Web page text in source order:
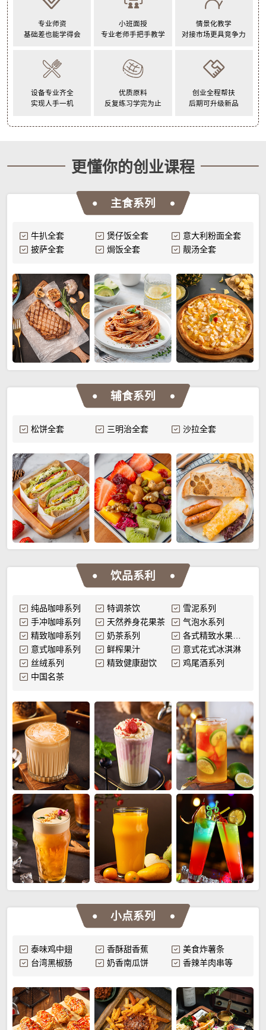
专业师资
基础差也能学得会
小班面授
专业老师手把手教学
情景化教学
对接市场更具竞争力
设备专业齐全
实现人手一机
优质原料
反复练习学完为止
创业全程帮扶
后期可升级新品
更懂你的创业课程
主食系列
牛扒全套 煲仔饭全套
意大利粉面全套
披萨全套
焗饭全套 靓汤全套
辅食系列
松饼全套 三明治全套 沙拉全套
饮品系利
纯品咖啡系列 特调茶饮
雪泥系列
手冲咖啡系列
天然养身花果茶
气泡水系列
精致咖啡系列
奶茶系列
各式精致水果拼盘
意式咖啡系列
鲜榨果汁
意式花式冰淇淋
丝绒系列
精致健康甜饮
鸡尾酒系列
中国名茶
小点系列
泰味鸡中翅 香酥甜香蕉
美食炸薯条
台湾黑椒肠
奶香南瓜饼 香辣羊肉串等